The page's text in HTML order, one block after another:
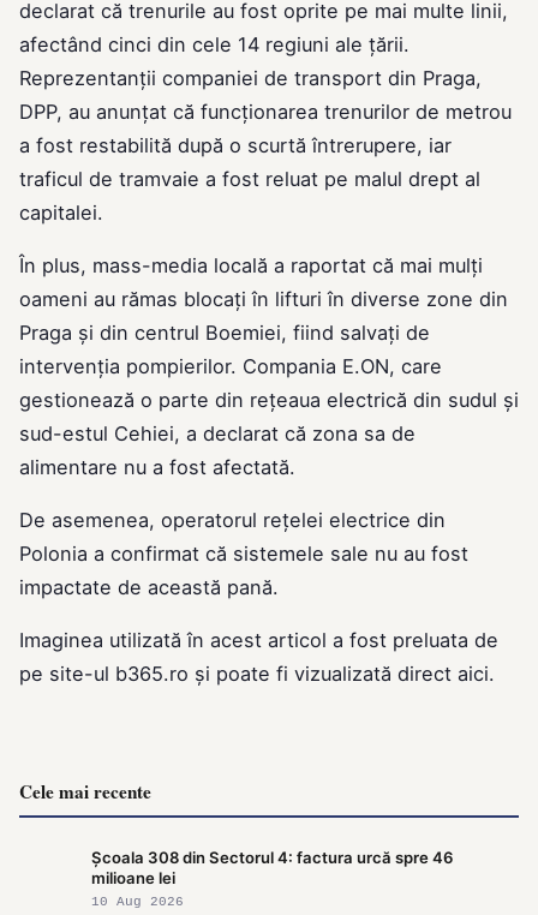
declarat că trenurile au fost oprite pe mai multe linii,
afectând cinci din cele 14 regiuni ale țării.
Reprezentanții companiei de transport din Praga,
DPP, au anunțat că funcționarea trenurilor de metrou
a fost restabilită după o scurtă întrerupere, iar
traficul de tramvaie a fost reluat pe malul drept al
capitalei.
În plus, mass-media locală a raportat că mai mulți
oameni au rămas blocați în lifturi în diverse zone din
Praga și din centrul Boemiei, fiind salvați de
intervenția pompierilor. Compania E.ON, care
gestionează o parte din rețeaua electrică din sudul și
sud-estul Cehiei, a declarat că zona sa de
alimentare nu a fost afectată.
De asemenea, operatorul rețelei electrice din
Polonia a confirmat că sistemele sale nu au fost
impactate de această pană.
Imaginea utilizată în acest articol a fost preluata de
pe site-ul b365.ro și poate fi vizualizată direct aici.
Cele mai recente
Școala 308 din Sectorul 4: factura urcă spre 46
milioane lei
10 Aug 2026